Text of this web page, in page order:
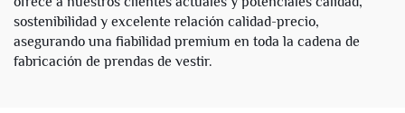
sostenibilidad y excelente relación calidad-precio,
asegurando una fiabilidad premium en toda la cadena de
fabricación de prendas de vestir.